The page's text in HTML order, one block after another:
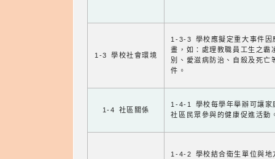
1-3 學校社會環境
1-3-3 學校應擬定重大事件因
畫，如：處理教職員工生之霸
別、愛滋病防治、自殺及死亡
件。
1-4 社區關係
1-4-1 學校每學年舉辦可讓家
社區民眾參與的健康促進活動
1-4-2 學校結合衛生單位與地